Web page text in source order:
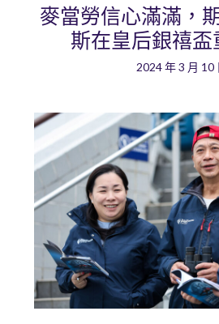
麥當勞信心滿滿，
斯在皇后銀禧盃
2024 年 3 月 10